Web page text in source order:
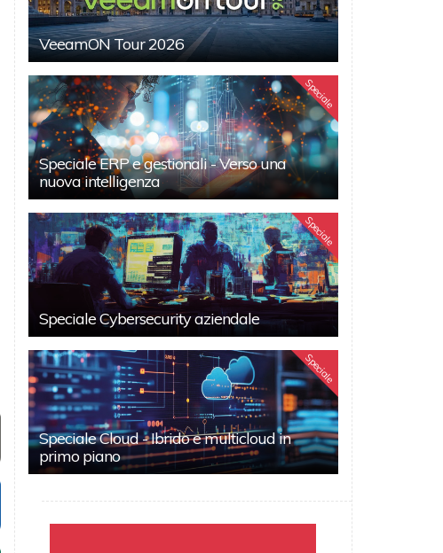
VeeamON Tour 2026
Speciale
Speciale ERP e gestionali - Verso una
nuova intelligenza
Speciale
Speciale Cybersecurity aziendale
Speciale
Speciale Cloud - Ibrido e multicloud in
primo piano